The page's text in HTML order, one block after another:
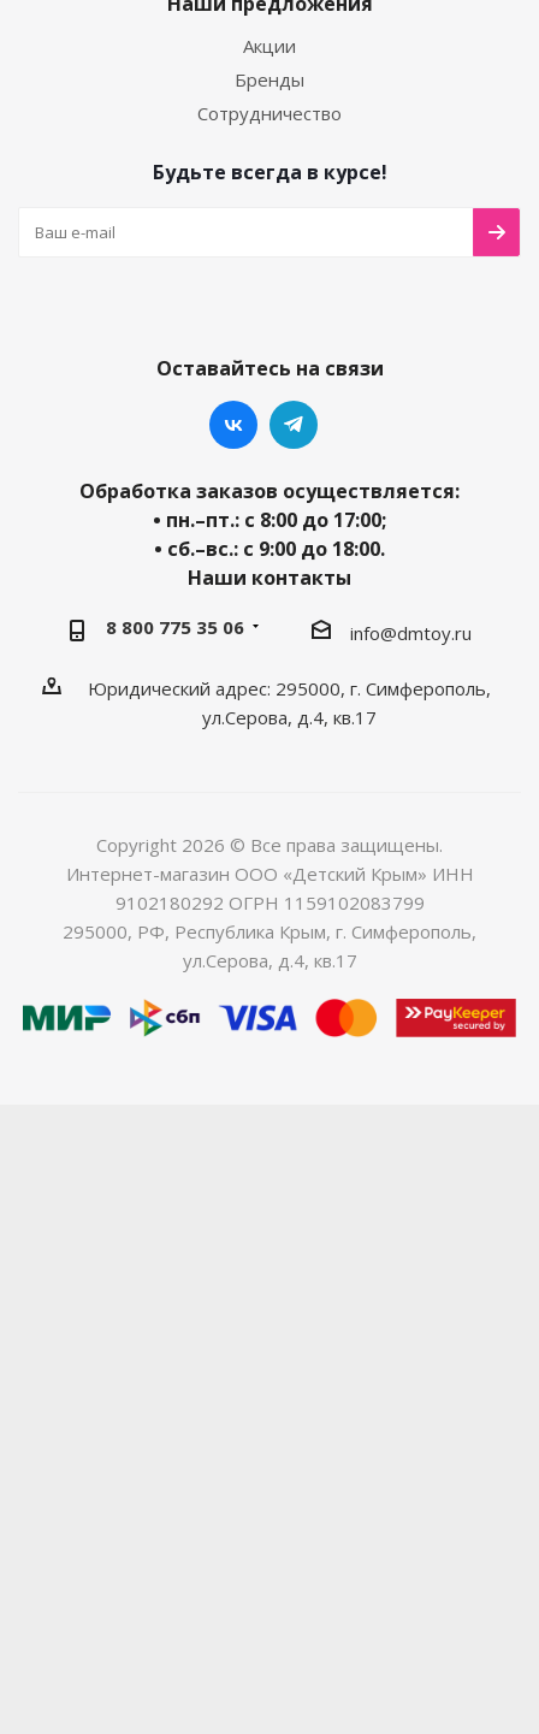
Акции
Бренды
Сотрудничество
Будьте всегда в курсе!
Оставайтесь на связи
Обработка заказов осуществляется:
• пн.–пт.: с 8:00 до 17:00;
• сб.–вс.: с 9:00 до 18:00.
Наши контакты
8 800 775 35 06 info@dmtoy.ru
Юридический адрес: 295000, г. Симферополь,
ул.Серова, д.4, кв.17
Copyright 2026 © Все права защищены.
Интернет-магазин ООО «Детский Крым» ИНН
9102180292 ОГРН 1159102083799
295000, РФ, Республика Крым, г. Симферополь,
ул.Серова, д.4, кв.17